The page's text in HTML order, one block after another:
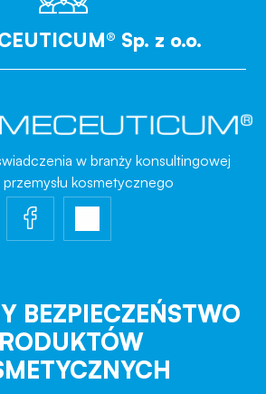
Sp. z o.o.
w branży konsultingowej
kosmetycznego
BEZPIECZEŃSTWO